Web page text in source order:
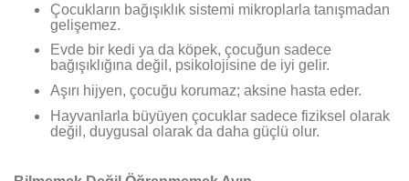
Çocukların bağışıklık sistemi mikroplarla tanışmadan
gelişemez.
Evde bir kedi ya da köpek, çocuğun sadece
bağışıklığına değil, psikolojisine de iyi gelir.
Aşırı hijyen, çocuğu korumaz; aksine hasta eder.
Hayvanlarla büyüyen çocuklar sadece fiziksel olarak
değil, duygusal olarak da daha güçlü olur.